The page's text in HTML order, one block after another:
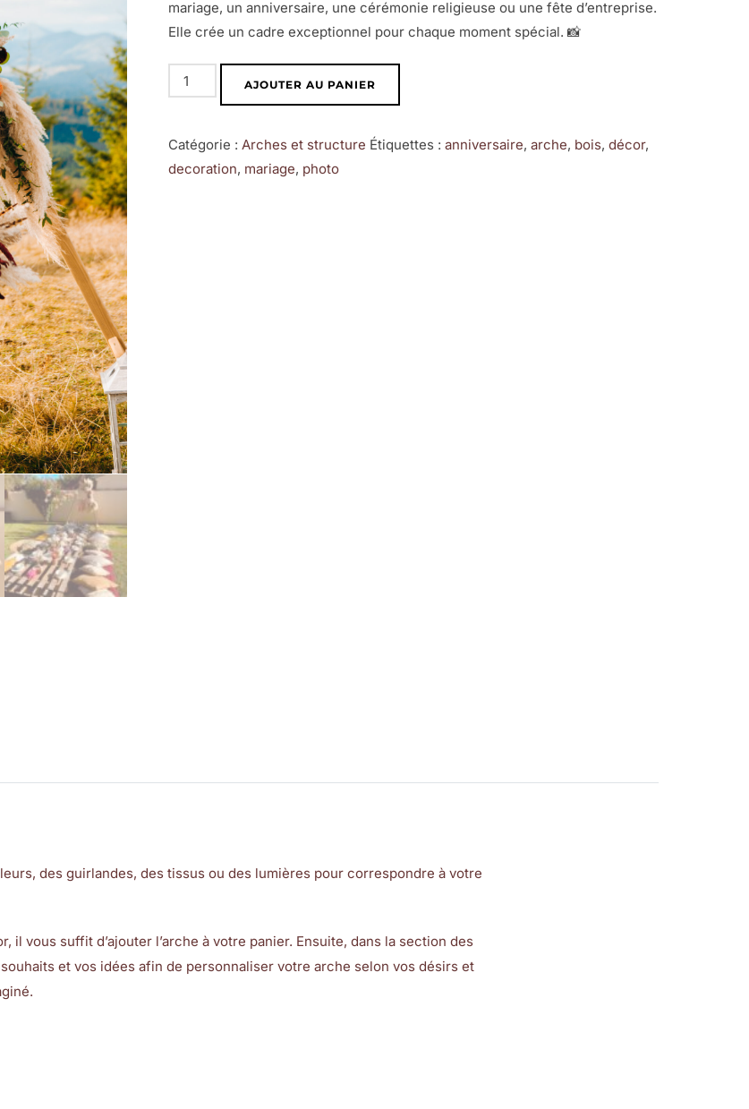
mariage, un anniversaire, une cérémonie religieuse ou une fête d’entreprise.
Elle crée un cadre exceptionnel pour chaque moment spécial. 📸
quantité
de
triangle
AJOUTER AU PANIER
Catégorie : Arches et structure Étiquettes : anniversaire, arche, bois, décor,
decoration, mariage, photo
des guirlandes, des tissus ou des lumières pour correspondre à votre
vous suffit d’ajouter l’arche à votre panier. Ensuite, dans la section des
et vos idées afin de personnaliser votre arche selon vos désirs et